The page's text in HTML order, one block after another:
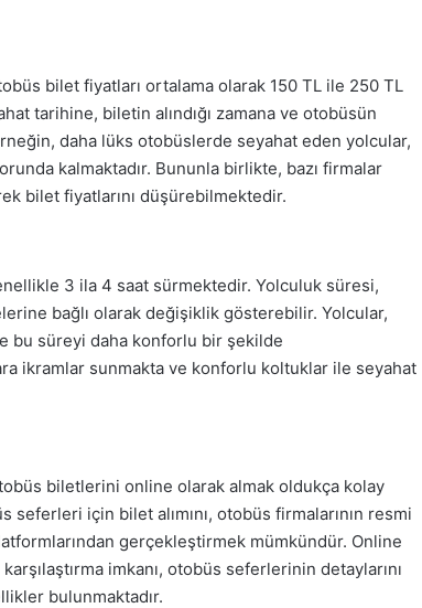
bilet fiyatları ortalama olarak 150 TL ile 250 TL
tarihine, biletin alındığı zamana ve otobüsün
daha lüks otobüslerde seyahat eden yolcular,
kalmaktadır. Bununla birlikte, bazı firmalar
bilet fiyatlarını düşürebilmektedir.
3 ila 4 saat sürmektedir. Yolculuk süresi,
bağlı olarak değişiklik gösterebilir. Yolcular,
bu süreyi daha konforlu bir şekilde
ikramlar sunmakta ve konforlu koltuklar ile seyahat
biletlerini online olarak almak oldukça kolay
için bilet alımını, otobüs firmalarının resmi
gerçekleştirmek mümkündür. Online
imkanı, otobüs seferlerinin detaylarını
bulunmaktadır.